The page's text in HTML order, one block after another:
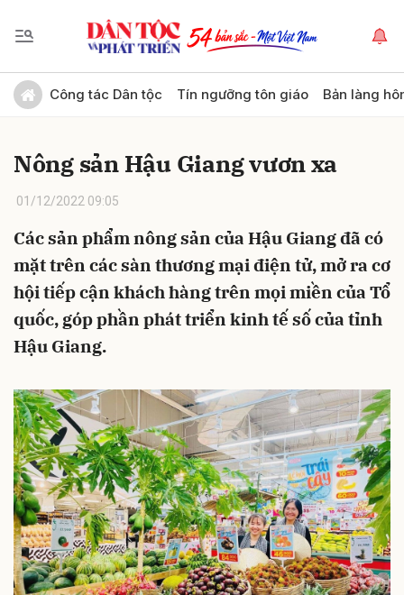
Công tác Dân tộc Tín ngưỡng tôn giáo Bản làng
Nông sản Hậu Giang vươn xa
01/12/2022 09:05
Các sản phẩm nông sản của Hậu Giang đã có
mặt trên các sàn thương mại điện tử, mở ra cơ
hội tiếp cận khách hàng trên mọi miền của Tổ
quốc, góp phần phát triển kinh tế số của tỉnh
Hậu Giang.
Gửi bình luận
Hủy Gửi